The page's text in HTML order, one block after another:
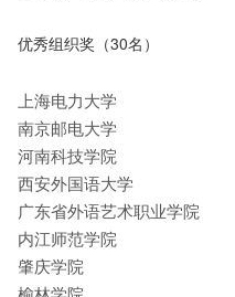
优秀组织奖（30名）
上海电力大学
南京邮电大学
河南科技学院
西安外国语大学
广东省外语艺术职业学院
内江师范学院
肇庆学院